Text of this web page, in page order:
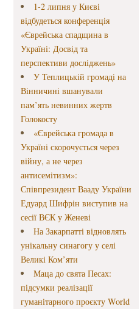
1-2 липня у Києві
відбудеться конференція
«Єврейська спадщина в
Україні: Досвід та
перспективи досліджень»
У Теплицькій громаді на
Вінничині вшанували
пам’ять невинних жертв
Голокосту
«Єврейська громада в
Україні скорочується через
війну, а не через
антисемітизм»:
Співпрезидент Вааду України
Едуард Шифрін виступив на
сесії ВЄК у Женеві
На Закарпатті відновлять
унікальну синагогу у селі
Великі Ком’яти
Маца до свята Песах:
підсумки реалізації
гуманітарного проєкту World